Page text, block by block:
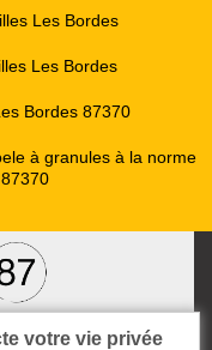
Les Bordes
Les Bordes
Bordes 87370
à granules à la norme
votre vie privée